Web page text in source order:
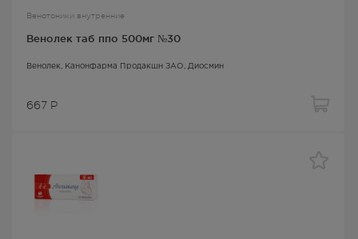
Венотоники внутренние
Венолек таб ппо 500мг №30
Венолек , Канонфарма Продакшн ЗАО, Диосмин
667 Р